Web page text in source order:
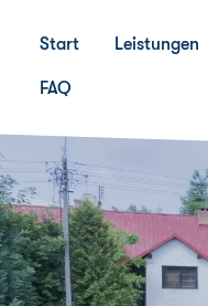
Start Leistungen
FAQ